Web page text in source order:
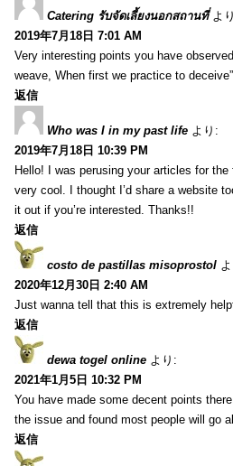
Catering รับจัดเลี้ยงนอกสถานที่ よ
2019年7月18日 7:01 AM
Very interesting points you have
weave, When first we practice to
返信
Who was I in my past life より:
2019年7月18日 10:39 PM
Hello! I was perusing your articles for
very cool. I thought I’d share a website
it out if you’re interested. Thanks!!
返信
costo de pastillas misoprostol
2020年12月30日 2:40 AM
Just wanna tell that this is extremely
返信
dewa togel online より:
2021年1月5日 10:32 PM
You have made some decent points
the issue and found most people will go
返信